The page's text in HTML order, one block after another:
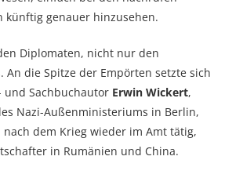
künftig genauer hinzusehen.
Diplomaten, nicht nur den
An die Spitze der Empörten setzte sich
und Sachbuchautor Erwin Wickert,
Nazi-Außenministeriums in Berlin,
nach dem Krieg wieder im Amt tätig,
in Rumänien und China.